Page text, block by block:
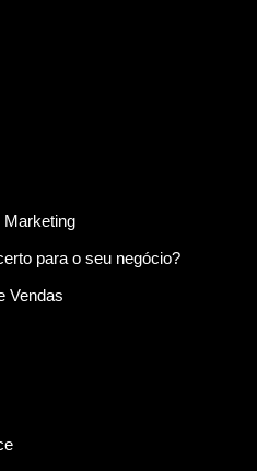
Marketing
para o seu negócio?
Vendas